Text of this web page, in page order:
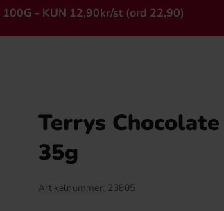
100G - KUN 12,90kr/st (ord 22,90)
Terrys
35g
Artikelnummer: 23805